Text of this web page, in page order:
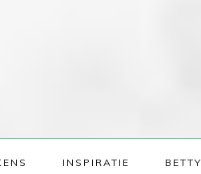
INSPIRATIE BETTY